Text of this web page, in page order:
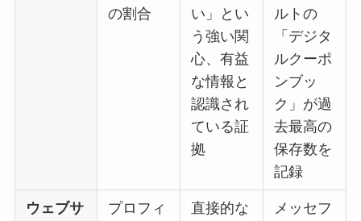
の割合
い」とい
う強い関
心、有益
な情報と
認識され
ている証
拠
ルトの
「デジタ
ルクーポ
ンブッ
ク」が過
去最高の
保存数を
記録
ウェブサ
プロフィ
直接的な
メッセフ